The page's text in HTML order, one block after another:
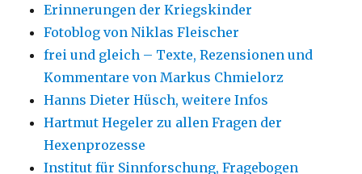
Erinnerungen der Kriegskinder
Fotoblog von Niklas Fleischer
frei und gleich – Texte, Rezensionen und
Kommentare von Markus Chmielorz
Hanns Dieter Hüsch, weitere Infos
Hartmut Hegeler zu allen Fragen der
Hexenprozesse
Institut für Sinnforschung, Fragebogen